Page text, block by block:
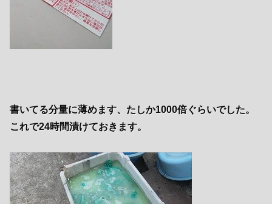
書いてる分量に薄めます、たしか1000倍ぐらいでした。
これで24時間漬けておきます。